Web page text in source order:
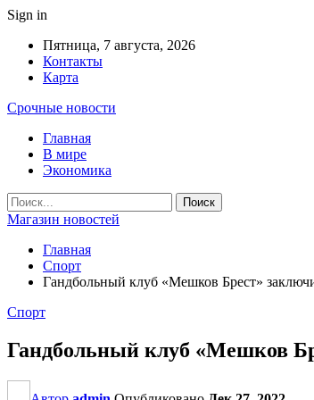
Sign in
Пятница, 7 августа, 2026
Контакты
Карта
Срочные новости
Главная
В мире
Экономика
Магазин новостей
Главная
Спорт
Гандбольный клуб «Мешков Брест»
Спорт
Гандбольный клуб «Мешков